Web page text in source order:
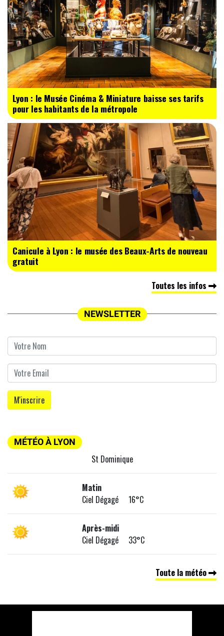
Lyon : le Musée Cinéma & Miniature baisse ses tarifs
pour les habitants de la métropole
Canicule à Lyon : le musée des Beaux-Arts de nouveau
gratuit
Toutes les infos
NEWSLETTER
MÉTÉO À LYON
St Dominique
Matin
Ciel Dégagé 16°C
Après-midi
Ciel Dégagé 33°C
Toute la météo